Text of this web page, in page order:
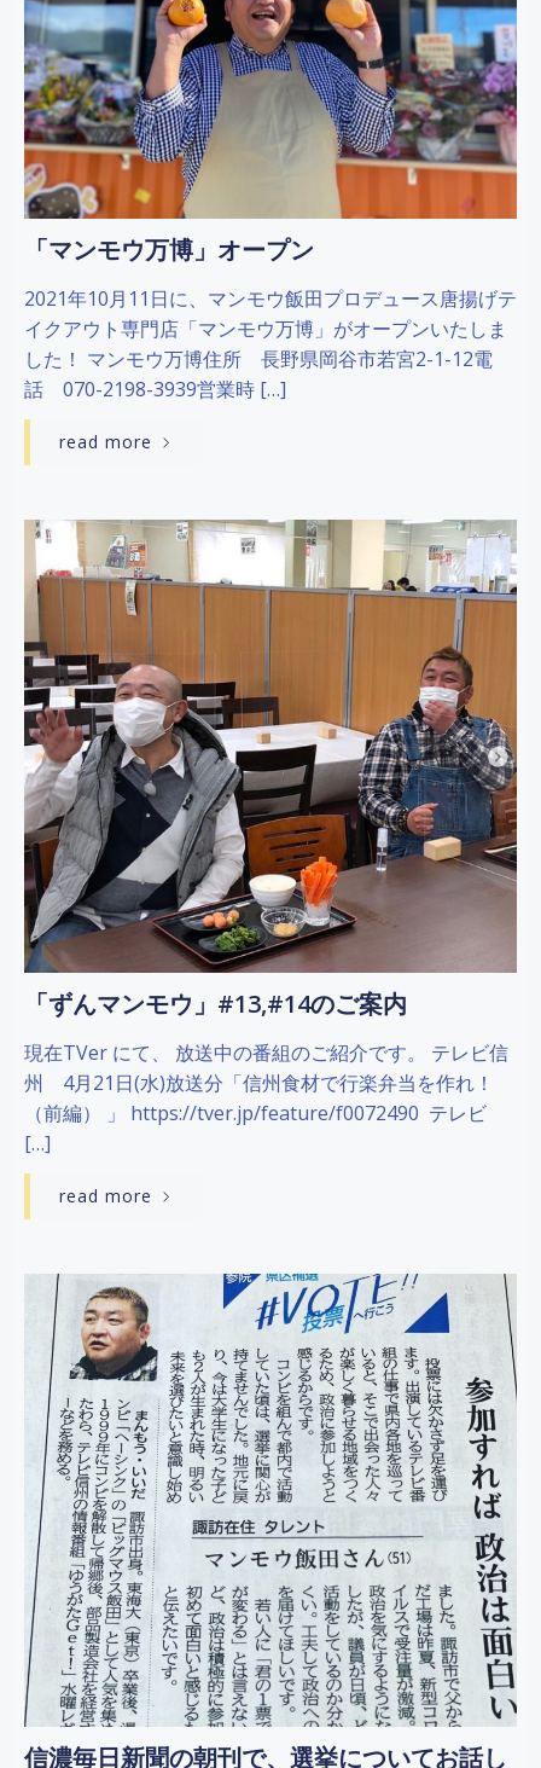
「マンモウ万博」オープン
2021年10月11日に、マンモウ飯田プロデュース唐揚げテ
イクアウト専門店「マンモウ万博」がオープンいたしま
した！ マンモウ万博住所 長野県岡谷市若宮2-1-12電
話 070-2198-3939営業時 […]
read more
「ずんマンモウ」#13,#14のご案内
現在TVer にて、 放送中の番組のご紹介です。 テレビ信
州 4月21日(水)放送分「信州食材で行楽弁当を作れ！
（前編） 」 https://tver.jp/feature/f0072490 テレビ
[…]
read more
信濃毎日新聞の朝刊で、選挙についてお話し